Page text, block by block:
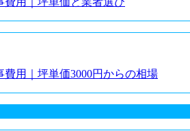
費用｜坪単価3000円からの相場